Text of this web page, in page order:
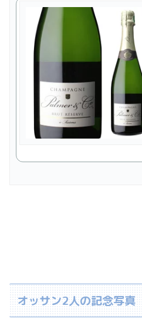
オッサン2人の記念写真